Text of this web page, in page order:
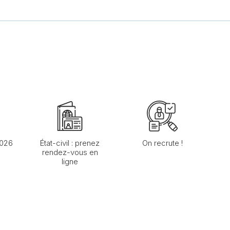
État-civil : prenez
rendez-vous en
ligne
On recrute !